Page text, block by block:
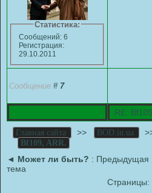
Статистика:
Сообщений: 6
Регистрация:
29.10.2011
Сообщение # 7
RE:
Главная сайта >> BOD.in.ua
Bf109, ARR.
◄ Может ли быть? : Предыдущая
тема
Страницы: